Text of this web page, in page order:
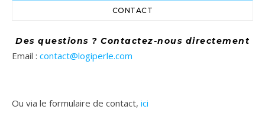
CONTACT
Des questions ? Contactez-nous directement
Email : contact@logiperle.com
Ou via le formulaire de contact, ici